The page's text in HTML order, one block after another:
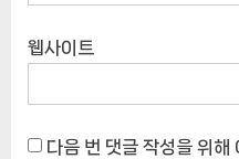
웹사이트
다음 번 댓글 작성을 위해